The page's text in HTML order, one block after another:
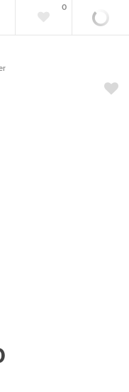
0
""